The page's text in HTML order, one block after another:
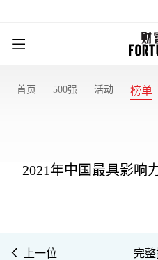
首页 500强 活动 榜单
2021年中国最具影响
上一位 完整